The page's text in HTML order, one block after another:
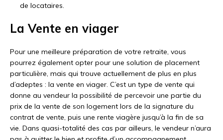
de locataires.
La Vente en viager
Pour une meilleure préparation de votre retraite, vous
pourrez également opter pour une solution de placement
particulière, mais qui trouve actuellement de plus en plus
d’adeptes : la vente en viager. C’est un type de vente qui
donne au vendeur la possibilité de percevoir une partie du
prix de la vente de son logement lors de la signature du
contrat de vente, puis une rente viagère jusqu’à la fin de sa
vie. Dans quasi-totalité des cas par ailleurs, le vendeur n’aura